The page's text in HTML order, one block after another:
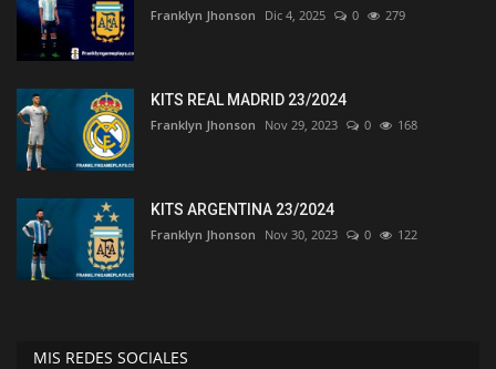
Franklyn Jhonson Dic 4, 2025 0 279
KITS REAL MADRID 23/2024
Franklyn Jhonson Nov 29, 2023 0 168
KITS ARGENTINA 23/2024
Franklyn Jhonson Nov 30, 2023 0 122
MIS REDES SOCIALES